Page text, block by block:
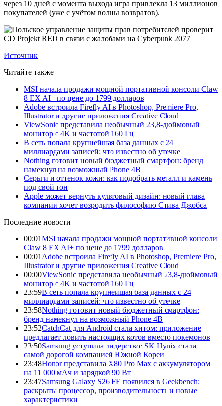
через 10 дней с момента выхода игра привлекла 13 миллионов
покупателей (уже с учётом волны возвратов).
Источник
Читайте также
MSI начала продажи мощной портативной консоли Claw
8 EX AI+ по цене до 1799 долларов
Adobe встроила Firefly AI в Photoshop, Premiere Pro,
Illustrator и другие приложения Creative Cloud
ViewSonic представила необычный 23,8-дюймовый
монитор с 4K и частотой 160 Гц
В сеть попала крупнейшая база данных с 24
миллиардами записей: что известно об утечке
Nothing готовит новый бюджетный смартфон: бренд
намекнул на возможный Phone 4B
Серьги и оттенок кожи: как подобрать металл и камень
под свой тон
Apple может вернуть культовый дизайн: новый глава
компании хочет возродить философию Стива Джобса
Последние новости
00:01MSI начала продажи мощной портативной консоли
Claw 8 EX AI+ по цене до 1799 долларов
00:01 Adobe встроила Firefly AI в Photoshop, Premiere Pro,
Illustrator и другие приложения Creative Cloud
00:00ViewSonic представила необычный 23,8-дюймовый
монитор с 4K и частотой 160 Гц
23:59В сеть попала крупнейшая база данных с 24
миллиардами записей: что известно об утечке
23:58Nothing готовит новый бюджетный смартфон:
бренд намекнул на возможный Phone 4B
23:52CatchCat для Android стала хитом: приложение
предлагает ловить настоящих котов вместо покемонов
23:50Samsung уступила лидерство: SK Hynix стала
самой дорогой компанией Южной Кореи
23:48Honor представила X80 Pro Max с аккумулятором
на 11 000 мАч и зарядкой 90 Вт
23:47Samsung Galaxy S26 FE появился в Geekbench:
раскрыты процессор, производительность и новые
характеристики